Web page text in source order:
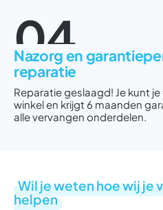
04
Nazorg en
reparatie
Reparatie geslaagd! Je kunt
winkel en krijgt 6 maanden
alle vervangen onderdelen.
Wil je weten hoe wij je
helpen